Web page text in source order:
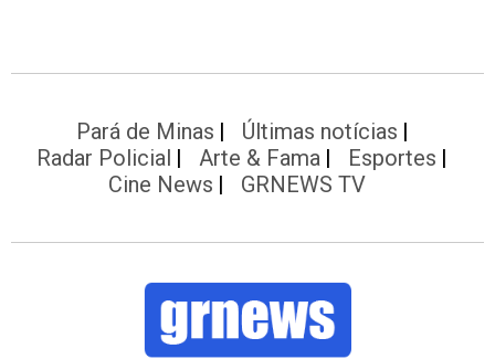
Pará de Minas
Últimas notícias
Radar Policial
Arte & Fama
Esportes
Cine News
GRNEWS TV